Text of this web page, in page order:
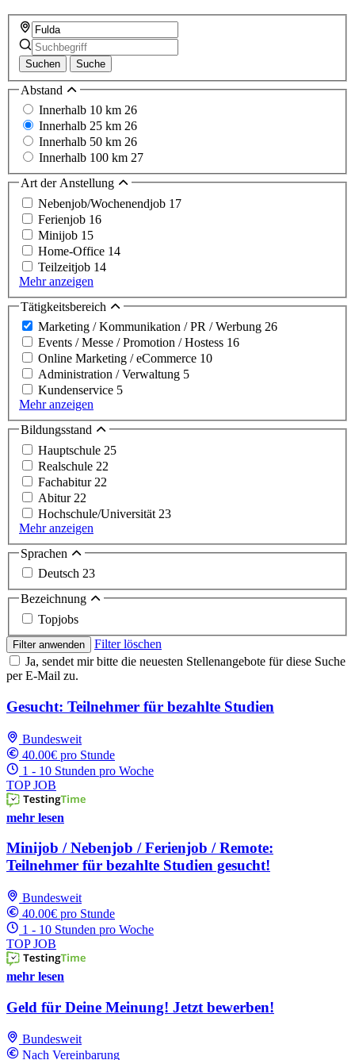
Suchen Suche
Abstand
Innerhalb 10 km 26
Innerhalb 25 km 26
Innerhalb 50 km 26
Innerhalb 100 km 27
Art der Anstellung
Nebenjob/Wochenendjob 17
Ferienjob 16
Minijob 15
Home-Office 14
Teilzeitjob 14
Mehr anzeigen
Tätigkeitsbereich
Marketing / Kommunikation / PR / Werbung 26
Events / Messe / Promotion / Hostess 16
Online Marketing / eCommerce 10
Administration / Verwaltung 5
Kundenservice 5
Mehr anzeigen
Bildungsstand
Hauptschule 25
Realschule 22
Fachabitur 22
Abitur 22
Hochschule/Universität 23
Mehr anzeigen
Sprachen
Deutsch 23
Bezeichnung
Topjobs
Filter anwenden
Filter löschen
Ja, sendet mir bitte die neuesten Stellenangebote für diese Suche
per E-Mail zu.
Gesucht: Teilnehmer für bezahlte Studien
Bundesweit
40.00€ pro Stunde
1 - 10 Stunden pro Woche
TOP JOB
mehr lesen
Minijob / Nebenjob / Ferienjob / Remote:
Teilnehmer für bezahlte Studien gesucht!
Bundesweit
40.00€ pro Stunde
1 - 10 Stunden pro Woche
TOP JOB
mehr lesen
Geld für Deine Meinung! Jetzt bewerben!
Bundesweit
Nach Vereinbarung